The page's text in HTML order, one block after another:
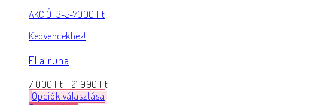
AKCIÓ! 3-5-7000 Ft
Kedvencekhez!
Ella ruha
7 000 Ft – 21 990 Ft
Opciók választása